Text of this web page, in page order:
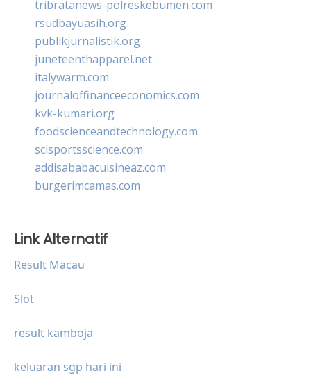
tribratanews-polreskebumen.com
rsudbayuasih.org
publikjurnalistik.org
juneteenthapparel.net
italywarm.com
journaloffinanceeconomics.com
kvk-kumari.org
foodscienceandtechnology.com
scisportsscience.com
addisababacuisineaz.com
burgerimcamas.com
Link Alternatif
Result Macau
Slot
result kamboja
keluaran sgp hari ini